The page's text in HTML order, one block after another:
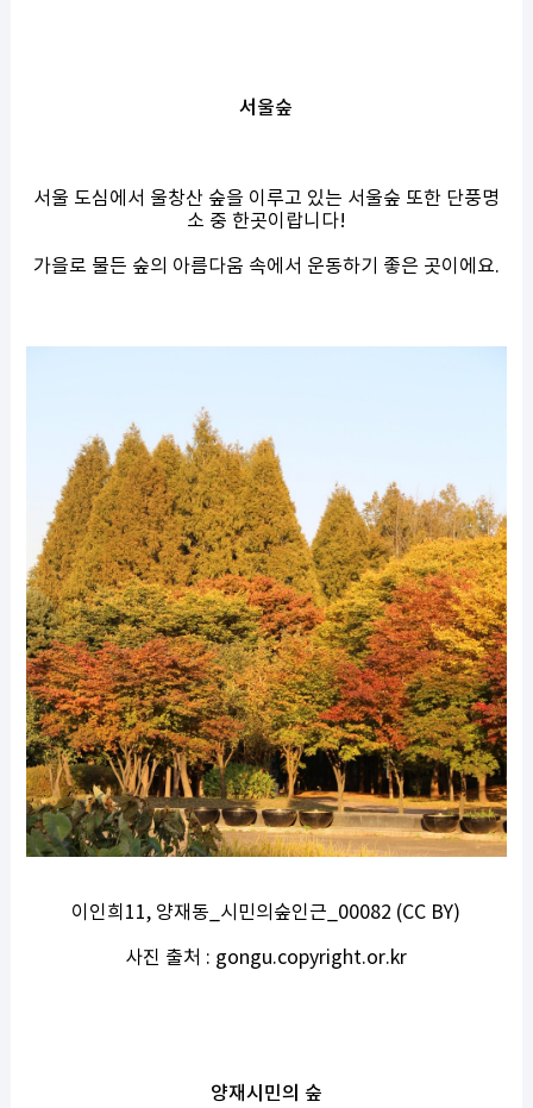
서울숲
서울 도심에서 울창산 숲을 이루고 있는 서울숲 또한 단풍명
소 중 한곳이랍니다!
가을로 물든 숲의 아름다움 속에서 운동하기 좋은 곳이에요.
이인희11, 양재동_시민의숲인근_00082 (CC BY)
사진 출처 : gongu.copyright.or.kr
양재시민의 숲